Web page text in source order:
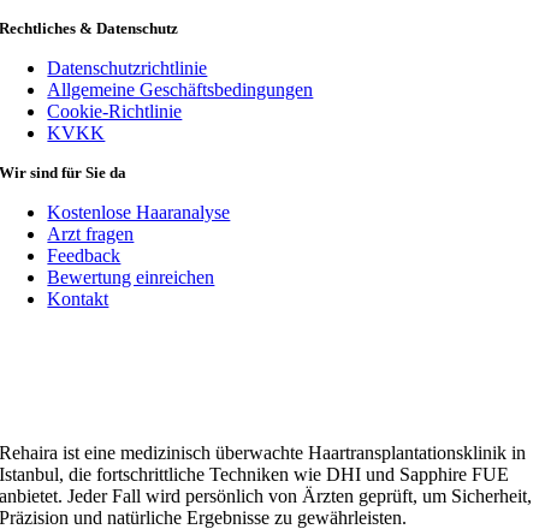
Rechtliches & Datenschutz
Datenschutzrichtlinie
Allgemeine Geschäftsbedingungen
Cookie-Richtlinie
KVKK
Wir sind für Sie da
Kostenlose Haaranalyse
Arzt fragen
Feedback
Bewertung einreichen
Kontakt
Rehaira ist eine medizinisch überwachte Haartransplantationsklinik in
Istanbul, die fortschrittliche Techniken wie DHI und Sapphire FUE
anbietet. Jeder Fall wird persönlich von Ärzten geprüft, um Sicherheit,
Präzision und natürliche Ergebnisse zu gewährleisten.